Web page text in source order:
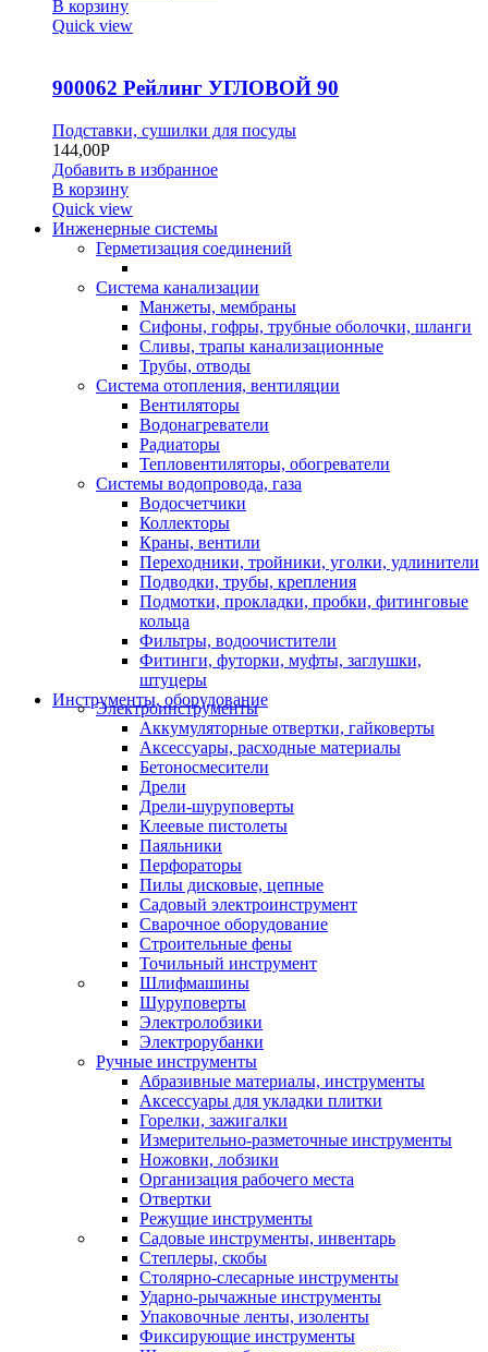
В корзину
Quick view
900062 Рейлинг УГЛОВОЙ 90
Подставки, сушилки для посуды
144,00Р
Добавить в избранное
В корзину
Quick view
Инженерные системы
Герметизация соединений
Система канализации
Манжеты, мембраны
Сифоны, гофры, трубные оболочки, шланги
Сливы, трапы канализационные
Трубы, отводы
Система отопления, вентиляции
Вентиляторы
Водонагреватели
Радиаторы
Тепловентиляторы, обогреватели
Системы водопровода, газа
Водосчетчики
Коллекторы
Краны, вентили
Переходники, тройники, уголки, удлинители
Подводки, трубы, крепления
Подмотки, прокладки, пробки, фитинговые
кольца
Фильтры, водоочистители
Фитинги, футорки, муфты, заглушки,
штуцеры
Инструменты, оборудование
Электроинструменты
Аккумуляторные отвертки, гайковерты
Аксессуары, расходные материалы
Бетоносмесители
Дрели
Дрели-шуруповерты
Клеевые пистолеты
Паяльники
Перфораторы
Пилы дисковые, цепные
Садовый электроинструмент
Сварочное оборудование
Строительные фены
Точильный инструмент
Шлифмашины
Шуруповерты
Электролобзики
Электрорубанки
Ручные инструменты
Абразивные материалы, инструменты
Аксессуары для укладки плитки
Горелки, зажигалки
Измерительно-разметочные инструменты
Ножовки, лобзики
Организация рабочего места
Отвертки
Режущие инструменты
Садовые инструменты, инвентарь
Степлеры, скобы
Столярно-слесарные инструменты
Ударно-рычажные инструменты
Упаковочные ленты, изоленты
Фиксирующие инструменты